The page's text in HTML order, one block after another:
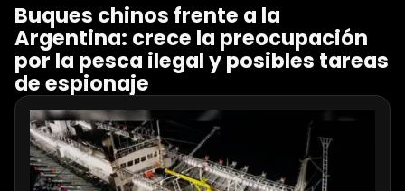
Buques chinos frente a la
Argentina: crece la preocupación
por la pesca ilegal y posibles tareas
de espionaje